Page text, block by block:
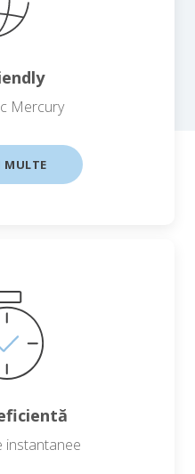
Mercury
MULTE
instantanee